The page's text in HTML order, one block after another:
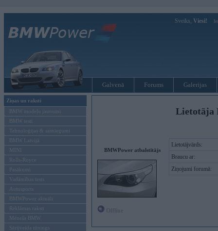
Sveiks, Viesi!
Galvenā Forums Galerijas
Ziņas un raksti
BMW modeļu jaunumi
BMW testi
Tehnoloģijas & sasniegumi
BMW Latvijā
MINI
Rolls-Royce
Pasākumi
Vadāmības tests
Autosports
BMWPower aktuāli
Reklāmas raksti
Mēneša BMW
Sērijveida tūnings
Lietotāja
BMWPower atbalstītājs
Lietotājvārds:
Braucu ar:
Ziņojumi forumā: